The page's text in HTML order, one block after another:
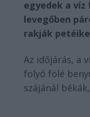
egyedek a
levegőben
rakják
Az időjárás, a
folyó fölé
szájánál